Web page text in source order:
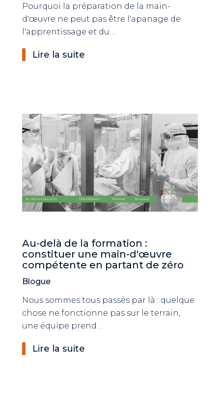
Pourquoi la préparation de la main-
d'œuvre ne peut pas être l'apanage de
l'apprentissage et du…
Lire la suite
Au-delà de la formation :
constituer une main-d'œuvre
compétente en partant de zéro
Blogue
Nous sommes tous passés par là : quelque
chose ne fonctionne pas sur le terrain,
une équipe prend…
Lire la suite